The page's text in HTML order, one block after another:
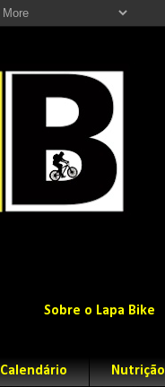
Sobre o Lapa Bike
Calendário Nutrição